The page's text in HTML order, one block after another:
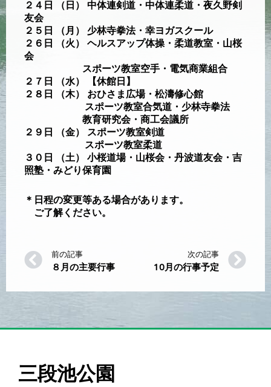
２４日 （日） 中体連剣道・中体連柔道・夜久野剣
友会
２５日 （月） 少林寺拳法・幸ヨガスクール
２６日 （火） ヘルスアップ体操・柔道教室・山桜
会
スポーツ教室空手・電気商業組合
２７日 （水） 【休館日】
２８日 （木） おひさま広場・松濤修心館
スポーツ教室合気道・少林寺拳法
教育研究会・商工会議所
２９日 （金） スポーツ教室剣道
スポーツ教室柔道
３０日 （土） 小桜道場・山桜会・丹波道友会・吉
照塾・みどり保育園
＊日程の変更等ある場合があります。
ご了解ください。
前の記事
８月の主要行事
次の記事
10月の行事予定
三段池公園